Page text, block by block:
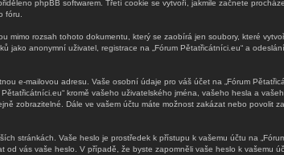
phpBB softwarem. Třetí cookie se vytvoří, jakmile začnete
fóru.
mimo rozsah tohoto dokumentu, který se zaobírá jen soubory, které
anonymní uživatel, registrace na „Fórum Pětatřicátníci.eu“ a
e-mailovou adresu. Vaše osobní údaje pro váš účet na „Fórum
kromě vašeho uživatelského jména, vašeho hesla a
zobrazitelné. Dále ve vašem účtu máte možnost zakázat nebo povolit
stránkách. Vaše heslo je prostředek k přístupu k vašemu účtu na
vás vaše heslo. V případě, že byste zapomněli vaše heslo k vašemu